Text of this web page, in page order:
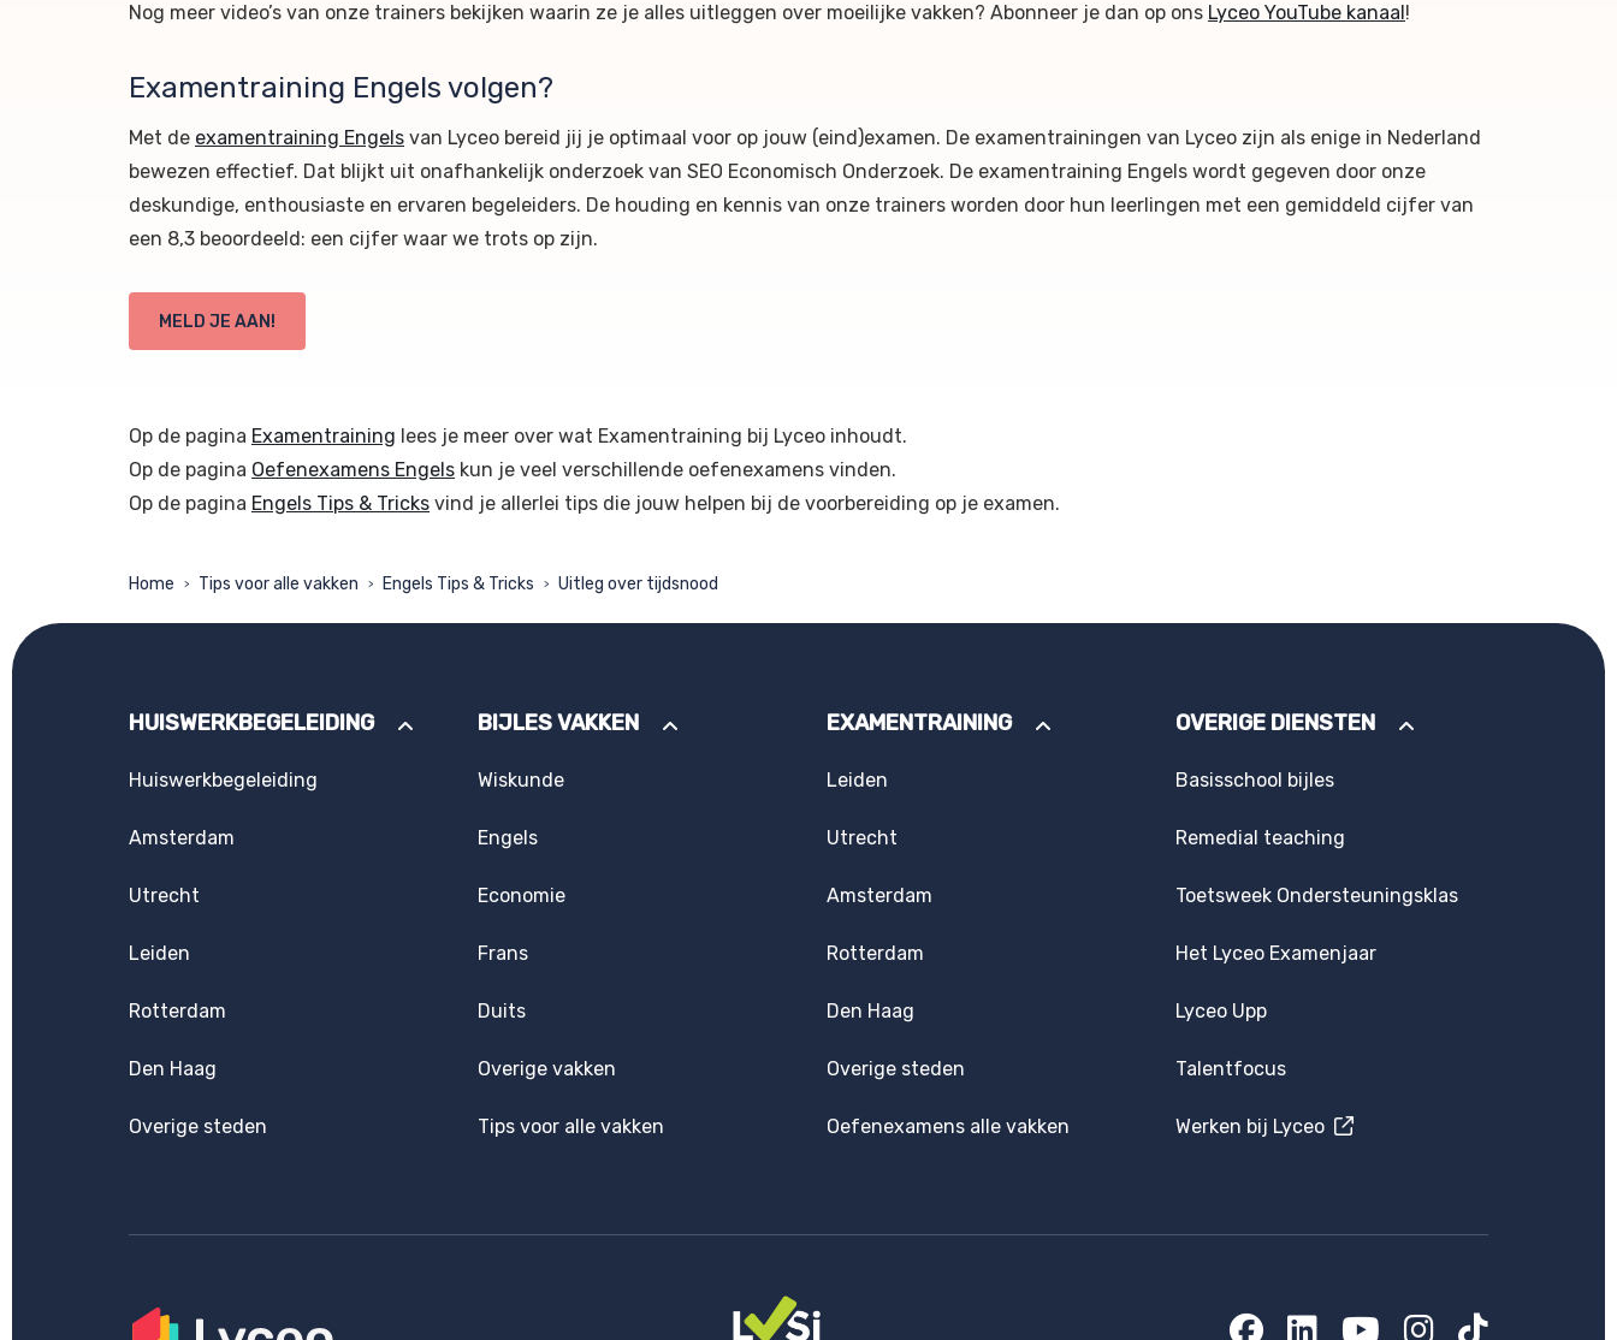
Nog meer video’s van onze trainers bekijken waarin ze je alles uitleggen over moeilijke vakken? Abonneer je dan op ons Lyceo YouTube kanaal!
Examentraining Engels volgen?
Met de examentraining Engels van Lyceo bereid jij je optimaal voor op jouw (eind)examen. De examentrainingen van Lyceo zijn als enige in Nederland
bewezen effectief. Dat blijkt uit onafhankelijk onderzoek van SEO Economisch Onderzoek. De examentraining Engels wordt gegeven door onze
deskundige, enthousiaste en ervaren begeleiders. De houding en kennis van onze trainers worden door hun leerlingen met een gemiddeld cijfer van
een 8,3 beoordeeld: een cijfer waar we trots op zijn.
MELD JE AAN!
Op de pagina Examentraining lees je meer over wat Examentraining bij Lyceo inhoudt.
Op de pagina Oefenexamens Engels kun je veel verschillende oefenexamens vinden.
Op de pagina Engels Tips & Tricks vind je allerlei tips die jouw helpen bij de voorbereiding op je examen.
Home > Tips voor alle vakken > Engels Tips & Tricks > Uitleg over tijdsnood
HUISWERKBEGELEIDING
Huiswerkbegeleiding
Amsterdam
Utrecht
Leiden
Rotterdam
Den Haag
Overige steden
BIJLES VAKKEN
Wiskunde
Engels
Economie
Frans
Duits
Overige vakken
Tips voor alle vakken
EXAMENTRAINING
Leiden
Utrecht
Amsterdam
Rotterdam
Den Haag
Overige steden
Oefenexamens alle vakken
OVERIGE DIENSTEN
Basisschool bijles
Remedial teaching
Toetsweek Ondersteuningsklas
Het Lyceo Examenjaar
Lyceo Upp
Talentfocus
Werken bij Lyceo
Facebook
LinkedIn
YouTube
Instagram
TikTok